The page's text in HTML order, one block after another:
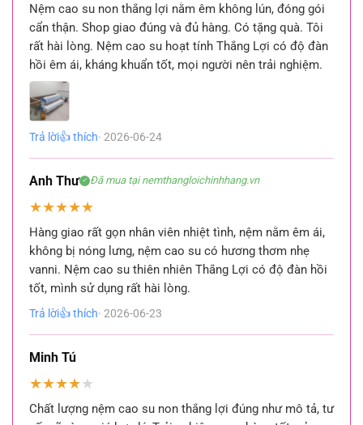
Nệm cao su non thắng lợi nằm êm không lún, đóng gói
cẩn thận. Shop giao đúng và đủ hàng. Có tặng quà. Tôi
rất hài lòng. Nệm cao su hoạt tính Thắng Lợi có độ đàn
hồi êm ái, kháng khuẩn tốt, mọi người nên trải nghiệm.
Trả lời👍 thích· 2026-06-24
Anh Thư ✓ Đã mua tại nemthangloichinhhang.vn
★★★★★
Hàng giao rất gọn nhân viên nhiệt tình, nệm nằm êm ái,
không bị nóng lưng, nệm cao su có hương thơm nhẹ
vanni. Nệm cao su thiên nhiên Thắng Lợi có độ đàn hồi
tốt, mình sử dụng rất hài lòng.
Trả lời👍 thích· 2026-06-23
Minh Tú
★★★★★
Chất lượng nệm cao su non thắng lợi đúng như mô tả, tư